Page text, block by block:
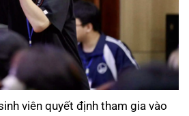
viên quyết định tham gia vào